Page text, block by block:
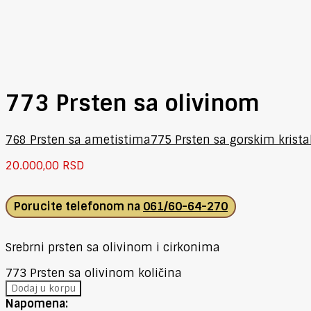
773 Prsten sa olivinom
768 Prsten sa ametistima775 Prsten sa gorskim
20.000,00 RSD
Porucite telefonom na 061/60-64-270
Srebrni prsten sa olivinom i cirkonima
773 Prsten sa olivinom količina
Dodaj u korpu
Napomena: